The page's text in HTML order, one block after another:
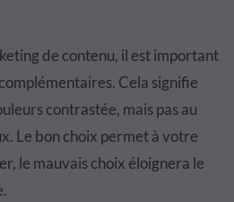
de contenu, il est important
Cela signifie
contrastée, mais pas au
Le bon choix permet à votre
le mauvais choix éloignera le